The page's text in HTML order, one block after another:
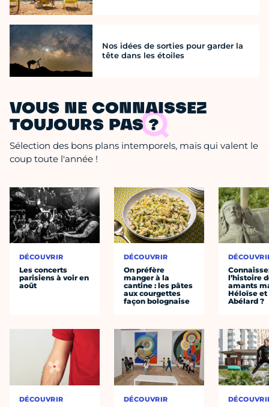
Nos idées de sorties pour garder la
tête dans les étoiles
VOUS NE CONNAISSEZ
TOUJOURS PAS ?
Sélection des bons plans intemporels, mais qui valent le
coup toute l'année !
DÉCOUVRIR
Les concerts
parisiens à voir en
août
DÉCOUVRIR
DÉCOUVRIR
On préfère
manger à la
cantine : les pâtes
aux courgettes
façon bolognaise
DÉCOUVRIR
l’histoire
amants
Héloïse et
Abélard ?